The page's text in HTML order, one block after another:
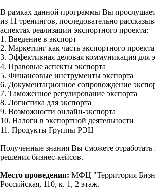
В рамках данной программы Вы
из 11 тренингов, последовательно
аспектах реализации экспортного проекта:
1. Введение в экспорт
2. Маркетинг как часть экспортного проекта
3. Эффективная деловая коммуникация для
4. Правовые аспекты экспорта
5. Финансовые инструменты экспорта
6. Документационное сопровождение
7. Таможенное регулирование экспорта
8. Логистика для экспорта
9. Возможности онлайн-экспорта
10. Налоги в экспортной деятельности
11. Продукты Группы РЭЦ
Полученные знания Вы сможете отработать
решения бизнес-кейсов.
Место проведения: МФЦ "Территория
Российская, 110, к. 1, 2 этаж.